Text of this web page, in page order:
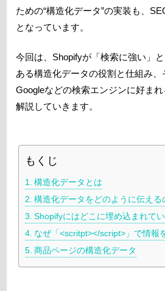
ための“構造化データ”の実装も、
となっています。
今回は、Shopifyが「検索に強い」
ある構造化データの役割と仕組み
Googleなどの検索エンジンに好ま
解説していきます。
もくじ
構造化データとは
構造化データをどのように伝える
Shopifyにはどこに埋め込まれて
なぜ「<scritpt></script>」で情報
商品ページの構造化データ